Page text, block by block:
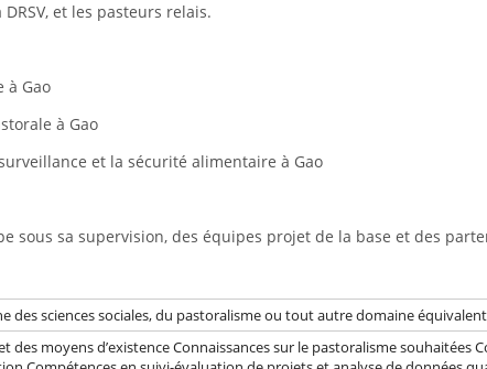
et les pasteurs relais.
à Gao
à Gao
et la sécurité alimentaire à Gao
sous sa supervision, des équipes projet de la base et des
des sciences sociales, du pastoralisme ou tout autre domaine
des moyens d’existence Connaissances sur le pastoralisme souhaitées